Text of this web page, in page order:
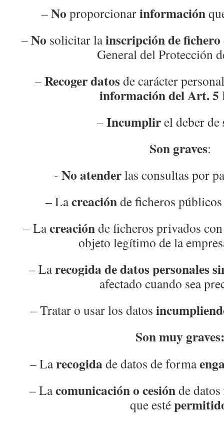
–No proporcionarinformación
–No solicitar lainscripción de fichero
General del Protección
–Recoger datosde carácter
información del Art. 5
–Incumplirel deber de
Son graves:
­- No atenderlas consultas por
– Lacreaciónde ficheros
– Lacreaciónde ficheros privados
objeto legítimo de la
– Larecogida de datos personales
afectado cuando sea
– Tratar o usar los datos
Son muy
– Larecogidade datos de forma
– Lacomunicación o cesiónde datos
que esté